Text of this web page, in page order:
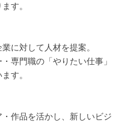
す。
に対して人材を提案。
専門職の「やりたい仕事」
す。
作品を活かし、新しいビジ